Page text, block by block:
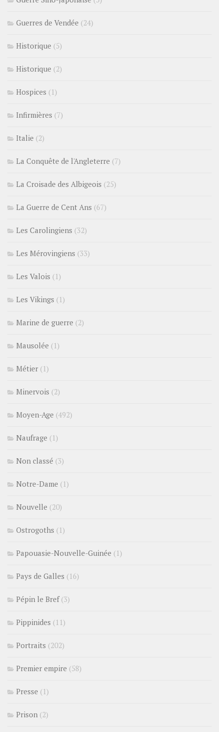
Guerres de Vendée (24)
Historique (5)
Historique (2)
Hospices (1)
Infirmières (7)
Italie (2)
La Conquête de l'Angleterre (7)
La Croisade des Albigeois (25)
La Guerre de Cent Ans (67)
Les Carolingiens (32)
Les Mérovingiens (33)
Les Valois (1)
Les Vikings (1)
Marine de guerre (2)
Mausolée (1)
Métier (1)
Minervois (2)
Moyen-Age (492)
Naufrage (1)
Non classé (3)
Notre-Dame (1)
Nouvelle (20)
Ostrogoths (1)
Papouasie-Nouvelle-Guinée (1)
Pays de Galles (16)
Pépin le Bref(3)
Pippinides (11)
Portraits (202)
Premier empire (58)
Presse (1)
Prison (2)